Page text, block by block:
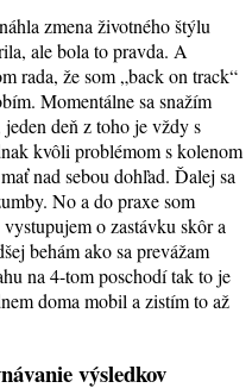
zmena životného štýlu
ale bola to pravda. A
rada, že som „back on track“
Momentálne sa snažím
deň z toho je vždy s
kvôli problémom s kolenom
nad sebou dohľad. Ďalej sa
No a do praxe som
o zastávku skôr a
behám ako sa prevážam
na 4-tom poschodí tak to je
doma mobil a zistím to až
výsledkov